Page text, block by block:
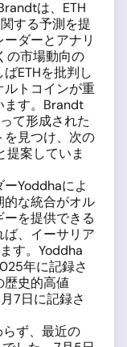
は、ETH
する予測を提
ダーとアナリ
の市場動向の
ETHを批判し
ルトコインが重
ます。Brandt
て形成された
を見つけ、次の
案していま
Yoddhaによ
的な統合がオル
ーを提供できる
、イーサリア
す。Yoddha
年に記録さ
歴史的高値
7日に記録さ
ず、最近の